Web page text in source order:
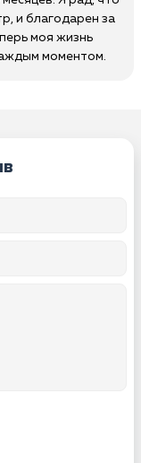
и благодарен за
моя жизнь
моментом.